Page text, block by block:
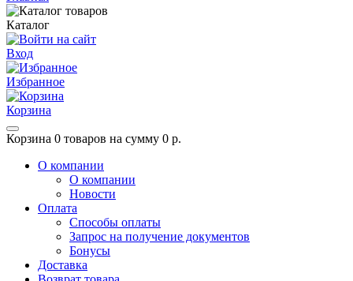
Каталог
Вход
Избранное
Корзина
Корзина 0 товаров на сумму 0 р.
О компании
О компании
Новости
Оплата
Способы оплаты
Запрос на получение документов
Бонусы
Доставка